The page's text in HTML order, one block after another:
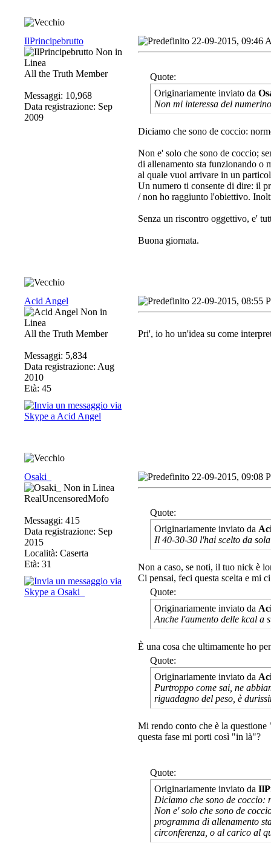
IlPrincipebrutto
All the Truth Member
Messaggi: 10,968
Data registrazione: Sep
2009
22-09-2015, 09:46
Quote:
Originariamente inviato da
Non mi interessa del
Diciamo che sono de coccio:
Non e' solo che sono de coccio;
di allenamento sta funzionando o
al quale vuoi arrivare in un
Un numero ti consente di dire: il
/ non ho raggiunto l'obiettivo.
Senza un riscontro oggettivo, e'
Buona giornata.
Acid Angel
All the Truth Member
Messaggi: 5,834
Data registrazione: Aug
2010
Età: 45
22-09-2015, 08:55
Pri', io ho un'idea su come
Osaki_
RealUncensoredMofo
Messaggi: 415
Data registrazione: Sep
2015
Località: Caserta
Età: 31
22-09-2015, 09:08
Quote:
Originariamente inviato da
Il 40-30-30 l'hai scelto da
Non a caso, se noti, il tuo nick è
Ci pensai, feci questa scelta e mi
Quote:
Originariamente inviato da
Anche l'aumento delle kcal a
È una cosa che ultimamente ho
Quote:
Originariamente inviato da
Purtroppo come sai, ne
riguadagno del peso, è
Mi rendo conto che è la questione
questa fase mi porti così "in là"?
Quote:
Originariamente inviato da
Diciamo che sono de coccio:
Non e' solo che sono de
programma di allenamento
circonferenza, o al carico al